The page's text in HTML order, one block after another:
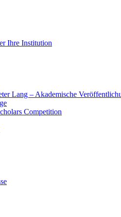
Ihre Institution
Lang – Akademische
Competition